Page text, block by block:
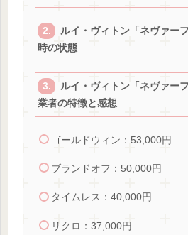
ルイ・ヴィトン「ネヴァー
時の状態
ルイ・ヴィトン「ネヴァー
業者の特徴と感想
ゴールドウィン：53,000円
ブランドオフ：50,000円
タイムレス：40,000円
リクロ：37,000円